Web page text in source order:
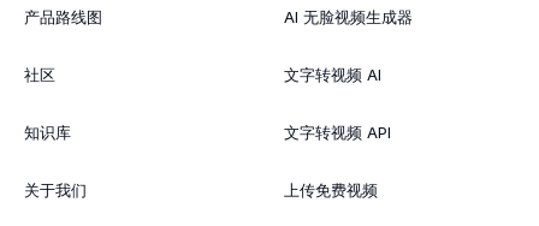
产品路线图
社区
知识库
关于我们
AI 无脸视频生成器
文字转视频 AI
文字转视频 API
上传免费视频